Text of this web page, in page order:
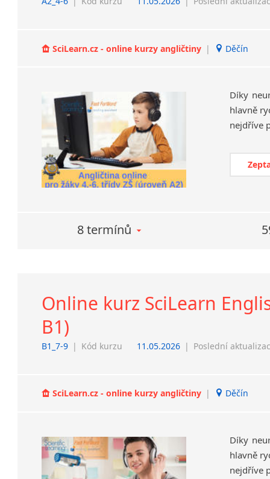
SciLearn.cz - online kurzy angličtiny | Děčín
Díky
hlavně
8 termínů
Online kurz SciLearn
B1)
B1_7-9 | Kód kurzu 11.05.2026 | Poslední
SciLearn.cz - online kurzy angličtiny | Děčín
Díky
hlavně